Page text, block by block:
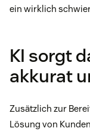
ein wirklich
KI sorgt
akkurat
Zusätzlich zur
Lösung von